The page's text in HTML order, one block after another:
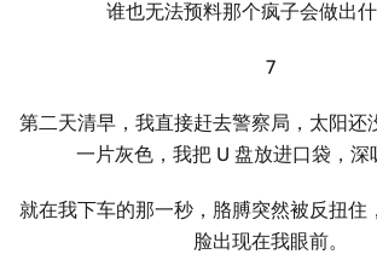
谁也无法预料那个疯子会做出什
7
第二天清早，我直接赶去警察局，太阳还
一片灰色，我把 U 盘放进口袋，深
就在我下车的那一秒，胳膊突然被反扭住
脸出现在我眼前。